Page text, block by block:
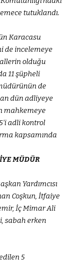
tutuklandı.
Karacasu
de incelemeye
olduğu
11 şüpheli
de
dün adliyeye
mahkemeye
adli kontrol
kapsamında
MÜDÜR
Yardımcısı
Coşkun, İtfaiye
İç Mimar Ali
sabah erken
5